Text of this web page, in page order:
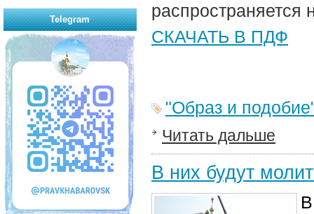
распространяется
СКАЧАТЬ В ПДФ
"Образ и
Читать дальше
В них будут
Telegram